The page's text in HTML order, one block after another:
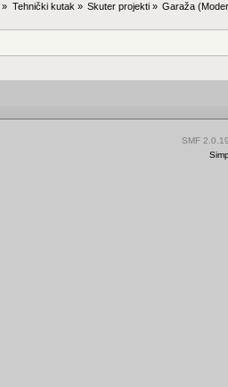
» Tehnički kutak » Skuter projekti» Garaža
SMF